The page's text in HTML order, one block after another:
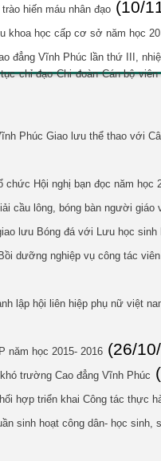
hiến máu nhân đạo (10/
khoa học cấp cơ sở năm học
đẳng Vĩnh Phúc lần thứ III,
chỉ đạo Chi đoàn Cán bộ
Phúc Giao lưu thể thao với
Hội nghị bạn đọc năm học
cầu lông, bóng bàn người giáo
lưu Bóng đá với Lưu học sinh
dưỡng nghiệp vụ công tác
lập hội liên hiệp phụ nữ việt
năm học 2015- 2016 (26/
trường Cao đẳng Vĩnh Phúc
hợp triển khai Công tác thực
sinh hoạt công dân- học sinh,